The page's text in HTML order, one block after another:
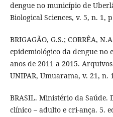
dengue no município de
Biological Sciences, v. 5, n. 1,
BRIGAGÃO, G.S.; CORRÊA,
epidemiológico da dengue no
anos de 2011 a 2015.
UNIPAR, Umuarama, v. 21, n.
BRASIL. Ministério da Saúde.
clínico – adulto e cri-ança. 5.